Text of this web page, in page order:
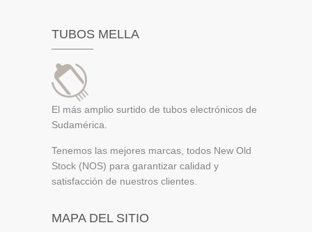
TUBOS MELLA
El más amplio surtido de tubos electrónicos de
Sudamérica.
Tenemos las mejores marcas, todos New Old
Stock (NOS) para garantizar calidad y
satisfacción de nuestros clientes.
MAPA DEL SITIO